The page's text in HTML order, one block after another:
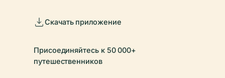
Скачать приложение
Присоединяйтесь к 50 000+
путешественников